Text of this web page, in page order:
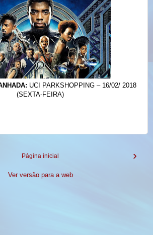
UCI PARKSHOPPING – 16/02/ 2018
(SEXTA-FEIRA)
›
Página inicial
Ver versão para a web